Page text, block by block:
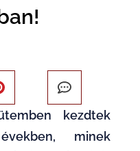
kezdtek
minek